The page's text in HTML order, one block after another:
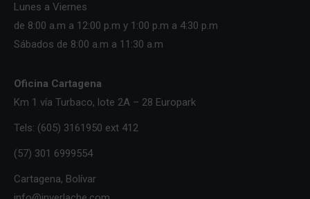
Lunes a Viernes
de 8:00 a.m a 12:00 p.m y 1:00 p.m a 4:30 p.m
Sábados de 8:00 a.m a 11:30 a.m
Oficina Cartagena
Km 1 vía Turbaco, lote 2A – 28 Europark
Tels: (605) 3161950 ext 412
(57) 301 6999554
Cartagena, Bolívar